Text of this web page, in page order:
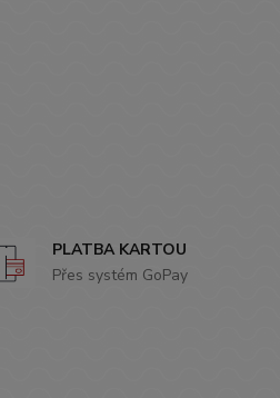
PLATBA KARTOU
Přes systém GoPay